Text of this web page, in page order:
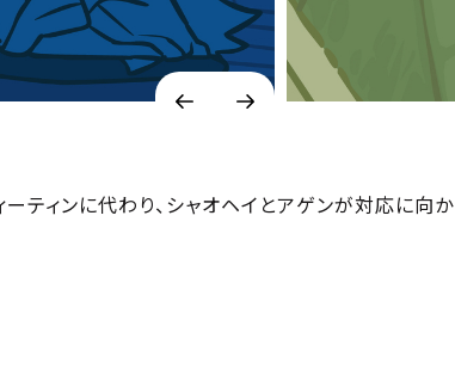
ティンに代わり、シャオヘイとアゲンが対応に向か